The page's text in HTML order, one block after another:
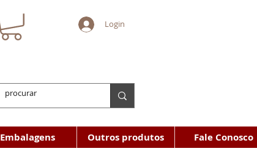
Login
Embalagens Outros produtos Fale Conosco